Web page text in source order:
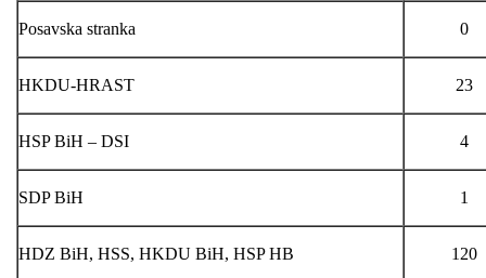
Posavska stranka 0
HKDU-HRAST 23
HSP BiH – DSI 4
SDP BiH 1
HDZ BiH, HSS, HKDU BiH, HSP HB 120